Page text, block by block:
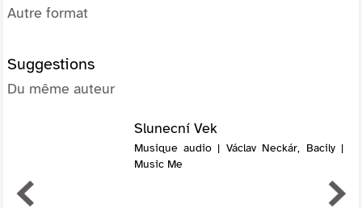
Autre format
Suggestions
Du même auteur
Slunecní Vek
Musique audio | Václav Neckár, Bacily |
Music Me